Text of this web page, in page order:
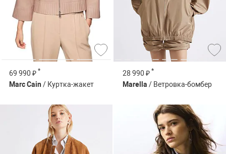
69 990 ₽ *
Marc Cain / Куртка-жакет
28 990 ₽ *
Marella / Ветровка-бомбер